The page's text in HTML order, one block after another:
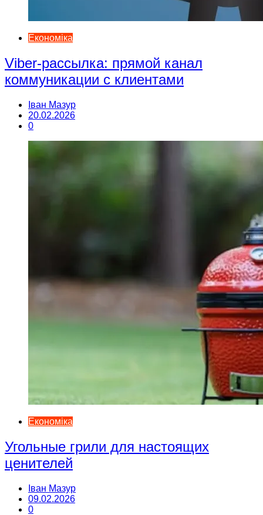
Економіка
Viber-рассылка: прямой канал
коммуникации с клиентами
Іван Мазур
20.02.2026
0
Економіка
Угольные грили для настоящих
ценителей
Іван Мазур
09.02.2026
0